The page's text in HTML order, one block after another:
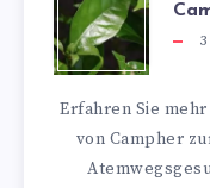
3
Erfahren Sie
von Campher